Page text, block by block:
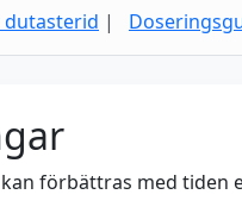
dutasterid |
förbättras med